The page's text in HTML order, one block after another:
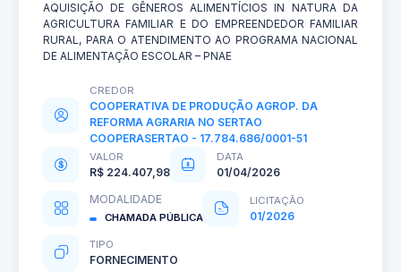
AQUISIÇÃO DE GÊNEROS ALIMENTÍCIOS IN NATURA DA
AGRICULTURA FAMILIAR E DO EMPREENDEDOR FAMILIAR
RURAL, PARA O ATENDIMENTO AO PROGRAMA NACIONAL
DE ALIMENTAÇÃO ESCOLAR – PNAE
CREDOR
COOPERATIVA DE PRODUÇÃO AGROP. DA
REFORMA AGRARIA NO SERTAO
COOPERASERTAO - 17.784.686/0001-51
VALOR
R$ 224.407,98
DATA
01/04/2026
MODALIDADE
CHAMADA PÚBLICA
LICITAÇÃO
01/2026
TIPO
FORNECIMENTO